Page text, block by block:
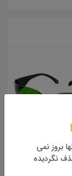
متر و
)
بروز نمی
نگردیده